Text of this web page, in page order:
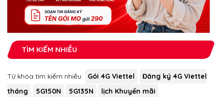
TÌM KIẾM NHIỀU
Từ khóa tìm kiếm nhiều: Gói 4G Viettel
Đăng ký 4G Viettel
tháng
5G150N 5G135N lịch Khuyến mãi